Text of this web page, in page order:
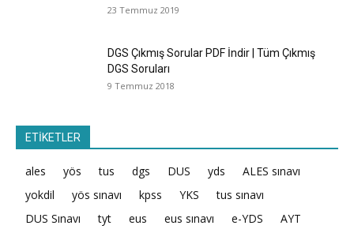
23 Temmuz 2019
DGS Çıkmış Sorular PDF İndir | Tüm Çıkmış
DGS Soruları
9 Temmuz 2018
ETİKETLER
ales yös tus dgs DUS yds
ALES sınavı
yokdil
yös sınavı kpss YKS
tus sınavı
DUS Sınavı
tyt eus eus sınavı e-YDS
AYT